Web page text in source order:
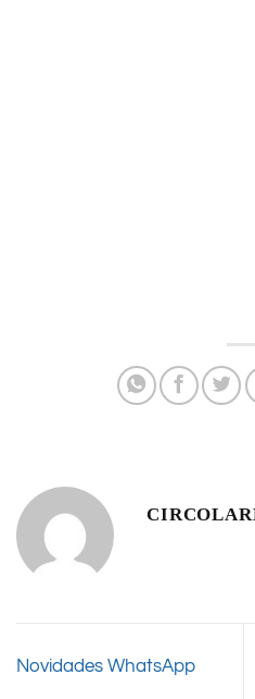
Novidades WhatsApp